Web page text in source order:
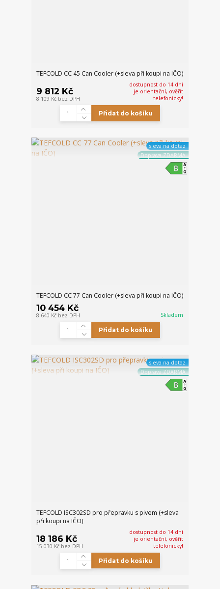
TEFCOLD CC 45 Can Cooler (+sleva při koupi na IČO)
9 812 Kč
8 109 Kč bez DPH
dostupnost do 14 dní
je orientační, ověřit
telefonicky!
Přidat do košíku
sleva na dotaz
Doprava ZDARMA
TEFCOLD CC 77 Can Cooler (+sleva při koupi na IČO)
10 454 Kč
8 640 Kč bez DPH Skladem
Přidat do košíku
sleva na dotaz
Doprava ZDARMA
TEFCOLD ISC302SD pro přepravku s pivem (+sleva
při koupi na IČO)
18 186 Kč
15 030 Kč bez DPH
dostupnost do 14 dní
je orientační, ověřit
telefonicky!
Přidat do košíku